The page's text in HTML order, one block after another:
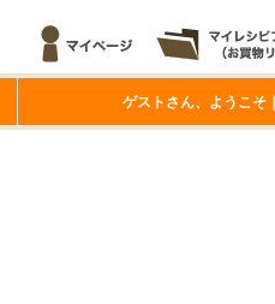
ゲストさん、ようこそ｜